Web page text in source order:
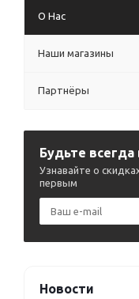
О Нас
Наши магазины
Партнёры
Будьте всегда
Узнавайте о
первым
Новости